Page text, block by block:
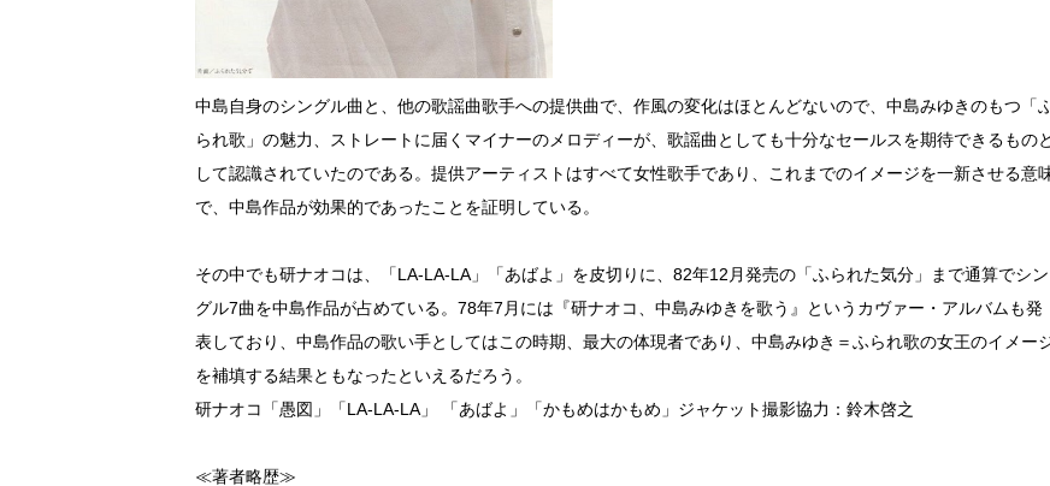
中島自身のシングル曲と、他の歌謡曲歌手への提供曲で、作風の変化はほとんどないので、中島みゆきのもつ「
られ歌」の魅力、ストレートに届くマイナーのメロディーが、歌謡曲としても十分なセールスを期待できるものと
して認識されていたのである。提供アーティストはすべて女性歌手であり、これまでのイメージを一新させる意
で、中島作品が効果的であったことを証明している。
その中でも研ナオコは、「LA-LA-LA」「あばよ」を皮切りに、82年12月発売の「ふられた気分」まで通算でシン
グル7曲を中島作品が占めている。78年7月には『研ナオコ、中島みゆきを歌う』というカヴァー・アルバムも発
表しており、中島作品の歌い手としてはこの時期、最大の体現者であり、中島みゆき＝ふられ歌の女王のイメー
を補填する結果ともなったといえるだろう。
研ナオコ「愚図」「LA-LA-LA」 「あばよ」「かもめはかもめ」ジャケット撮影協力：鈴木啓之
≪著者略歴≫